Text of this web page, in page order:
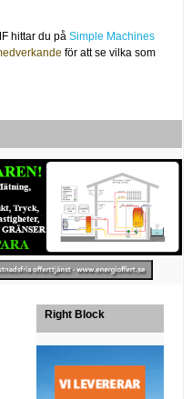
hittar du påSimple Machines
för att se vilka som
Right Block